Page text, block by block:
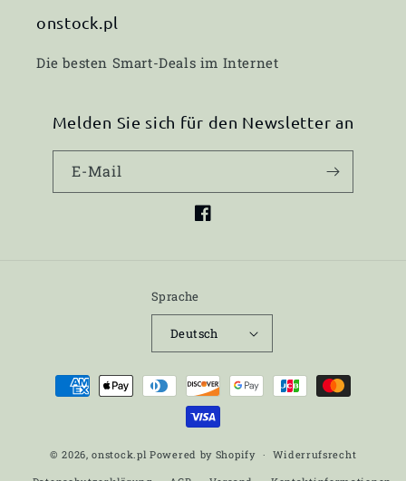
onstock.pl
Die besten Smart-Deals im Internet
Melden Sie sich für den Newsletter an
E-Mail
Facebook
Sprache
Deutsch
Zahlungsmethoden
© 2026,onstock.pl Powered by Shopify
Widerrufsrecht